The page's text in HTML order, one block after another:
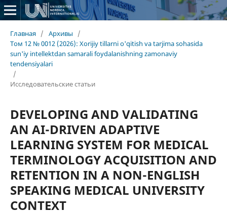
Главная / Архивы
/
Том 12 № 0012 (2026): Xorijiy tillarni o'qitish va tarjima sohasida
sun'iy intellektdan samarali foydalanishning zamonaviy
tendensiyalari
/
Исследовательские статьи
DEVELOPING AND VALIDATING
AN AI-DRIVEN ADAPTIVE
LEARNING SYSTEM FOR MEDICAL
TERMINOLOGY ACQUISITION AND
RETENTION IN A NON-ENGLISH
SPEAKING MEDICAL UNIVERSITY
CONTEXT